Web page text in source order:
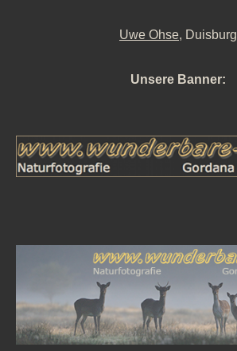
Uwe Ohse, Duisburg
Unsere Banner: